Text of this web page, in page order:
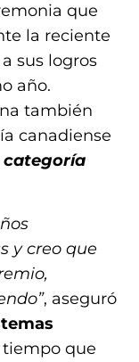
que
la reciente
sus logros
año.
también
canadiense
categoría
y creo que
, aseguró
tiempo que